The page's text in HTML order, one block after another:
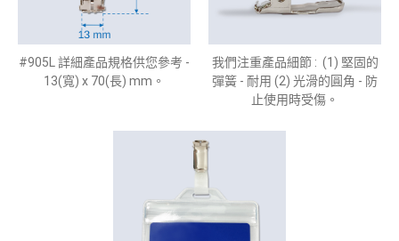
#905L 詳細產品規格供您參考 -
13(寬) x 70(長) mm。
我們注重產品細節 : (1) 堅固的
彈簧 - 耐用 (2) 光滑的圓角 - 防
止使用時受傷。